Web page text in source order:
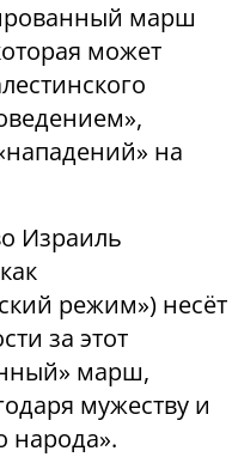
марш
может
на
Израиль
режим») несёт
за этот
марш,
мужеству и
народа».